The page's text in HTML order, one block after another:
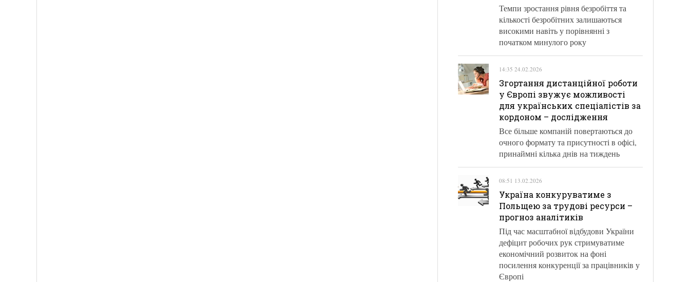
Темпи зростання рівня безробіття та
кількості безробітних залишаються
високими навіть у порівнянні з
початком минулого року
14:35 24.02.2026
Згортання дистанційної роботи
у Європі звужує можливості
для українських спеціалістів за
кордоном – дослідження
Все більше компаній повертаються до
очного формату та присутності в офісі,
принаймні кілька днів на тиждень
08:51 13.02.2026
Україна конкуруватиме з
Польщею за трудові ресурси –
прогноз аналітиків
Під час масштабної відбудови України
дефіцит робочих рук стримуватиме
економічний розвиток на фоні
посилення конкуренції за працівників у
Європі